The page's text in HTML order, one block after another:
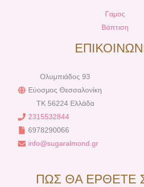
Γαμος
Βάπτιση
Ολυμπιάδος 93
Εύοσμος Θεσσαλονίκη
TK 56224 Ελλάδα
2315532844
6978290066
info@sugaralmond.gr
ΠΩΣ ΘΑ ΕΡΘΕΤΕ